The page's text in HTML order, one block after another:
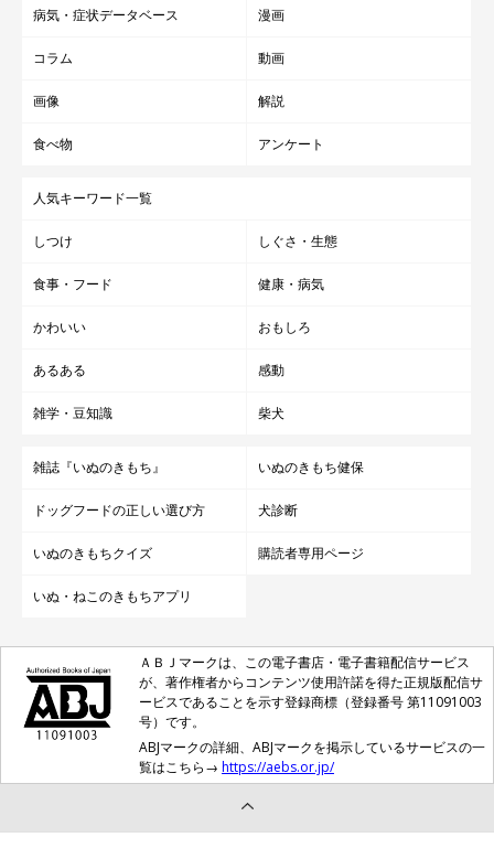
病気・症状データベース 漫画
コラム 動画
画像 解説
食べ物 アンケート
人気キーワード一覧
しつけ しぐさ・生態
食事・フード 健康・病気
かわいい おもしろ
あるある 感動
雑学・豆知識 柴犬
雑誌『いぬのきもち』 いぬのきもち健保
ドッグフードの正しい選び方 犬診断
いぬのきもちクイズ 購読者専用ページ
いぬ・ねこのきもちアプリ
ＡＢＪマークは、この電子書店・電子書籍配信サービス
が、著作権者からコンテンツ使用許諾を得た正規版配信サ
ービスであることを示す登録商標（登録番号 第11091003
号）です。
ABJマークの詳細、ABJマークを掲示しているサービスの一
覧はこちら→ https://aebs.or.jp/